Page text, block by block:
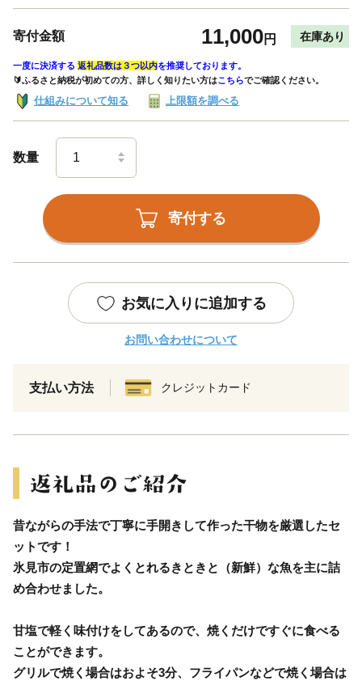
寄付金額 11,000円 在庫あり
一度に決済する 返礼品数は３つ以内を推奨しております。
🔰ふるさと納税が初めての方、詳しく知りたい方はこちらでご確認ください。
仕組みについて知る 上限額を調べる
数量
寄付する
お気に入りに追加する
お問い合わせについて
支払い方法 クレジットカード
昔ながらの手法で丁寧に手開きして作った干物を厳選したセ
ットです！
氷見市の定置網でよくとれるきときと（新鮮）な魚を主に詰
め合わせました。
甘塩で軽く味付けをしてあるので、焼くだけですぐに食べる
ことができます。
グリルで焼く場合はおよそ3分、フライパンなどで焼く場合は